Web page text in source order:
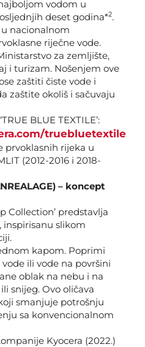
vodom u
deset godina*2.
nacionalnom
riječne vode.
za zemljište,
i turizam. Nošenjem ove
zaštiti čiste vode i
zaštite okoliš i sačuvaju
BLUE TEXTILE’:
truebluetextile
prvoklasnih rijeka u
(2012-2016 i 2018-
– koncept
Collection’ predstavlja
slikom
kapom. Poprimi
ili vode na površini
oblak na nebu i na
snijeg. Ovo oličava
smanjuje potrošnju
sa konvencionalnom
Kyocera (2022.)